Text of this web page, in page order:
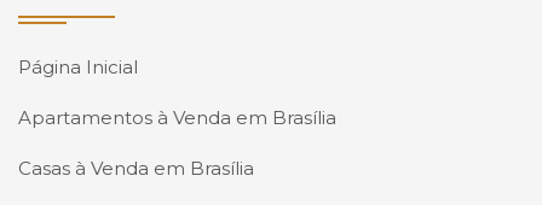
Página Inicial
Apartamentos à Venda em Brasília
Casas à Venda em Brasília